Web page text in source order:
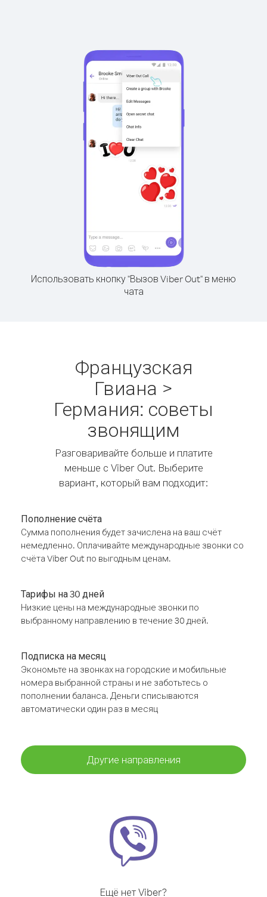
Использовать кнопку "Вызов Viber Out" в меню
чата
Французская
Гвиана >
Германия: советы
звонящим
Разговаривайте больше и платите
меньше с Viber Out. Выберите
вариант, который вам подходит:
Пополнение счёта
Сумма пополнения будет зачислена на ваш счёт
немедленно. Оплачивайте международные звонки со
счёта Viber Out по выгодным ценам.
Тарифы на 30 дней
Низкие цены на международные звонки по
выбранному направлению в течение 30 дней.
Подписка на месяц
Экономьте на звонках на городские и мобильные
номера выбранной страны и не заботьтесь о
пополнении баланса. Деньги списываются
автоматически один раз в месяц
Другие направления
Ещё нет Viber?